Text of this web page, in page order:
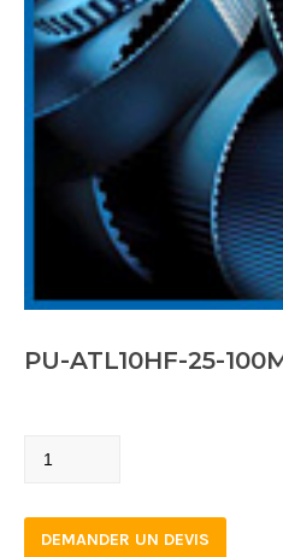
PU-ATL10HF-25-
PU-
25-
100M-
DEMANDER UN DEVIS